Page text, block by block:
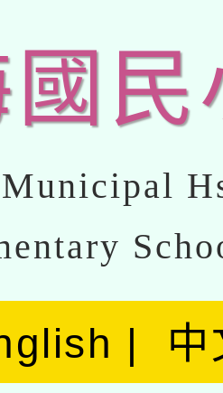
民
Municipal
中